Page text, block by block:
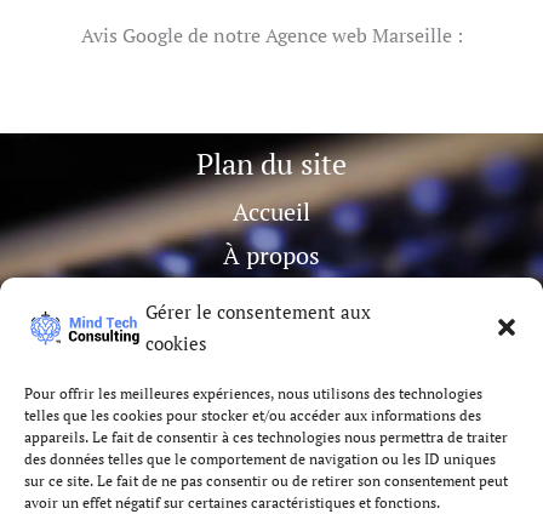
Gérer le consentement aux
cookies
Pour offrir les meilleures expériences, nous utilisons des technologies
telles que les cookies pour stocker et/ou accéder aux informations des
appareils. Le fait de consentir à ces technologies nous permettra de traiter
des données telles que le comportement de navigation ou les ID uniques
sur ce site. Le fait de ne pas consentir ou de retirer son consentement peut
avoir un effet négatif sur certaines caractéristiques et fonctions.
Avis Google de notre Agence web Marseille :
Plan du site
Accueil
À propos
Contact
Rendez-vous
Suivez-nous
I X